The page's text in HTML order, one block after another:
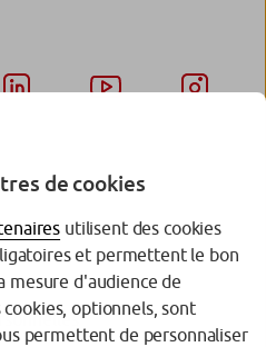
de cookies
utilisent des cookies
et permettent le bon
d'audience de
optionnels, sont
permettent de personnaliser